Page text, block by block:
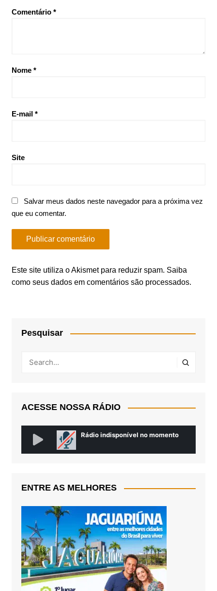
Comentário *
Nome *
E-mail *
Site
Salvar meus dados neste navegador para a próxima vez
que eu comentar.
Este site utiliza o Akismet para reduzir spam. Saiba
como seus dados em comentários são processados.
Pesquisar
ACESSE NOSSA RÁDIO
ENTRE AS MELHORES